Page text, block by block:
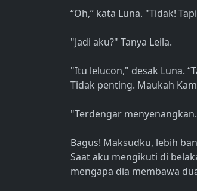
“Oh,” kata Luna. "Tidak!
"Jadi aku?" Tanya Leila.
"Itu lelucon," desak Luna.
Tidak penting. Maukah
"Terdengar
Bagus! Maksudku, lebih
Saat aku mengikuti di
mengapa dia membawa